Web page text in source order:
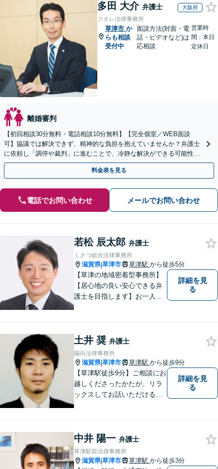
多田 大介 弁護士 大阪府
クオレ法律事務所
草津市 か
らも相談
受付中
面談方法(対面・電
話・ビデオなど)は
応相談
営業時
間：本日
定休日
離婚審判
【初回相談30分無料・電話相談10分無料】【完全個室／WEB面談
可】協議では解決できず、精神的な負担を抱えていませんか？弁護士
に依頼し「調停や裁判」に進むことで、冷静な解決ができる可能性も
【歴20年以上】の経験豊富な弁護士にご相談ください。
料金表を見る
電話でお問い合わせ メールでお問い合わせ
若松 辰太郎 弁護士
くさつ総合法律事務所
滋賀県|草津市 草津駅 から徒歩5分
【草津の地域密着型事務所】
【居心地の良い安心できる弁
護士を目指します】お一人お
大規模事務所にはできないき
め細やかさが魅力。お気軽に
ご相談ください！
詳細を見
る
土井 奨 弁護士
陽向法律事務所
滋賀県|草津市 草津駅 から徒歩9分
【草津駅徒歩9分】ご相談にお
越しくださったかたが、リラ
ックスしてお話いただけるよ
です。 ご相談を躊躇われてい
る方もお気軽に、ご相談にい
らしてください。
詳細を見
る
中井 陽一 弁護士
草津駅前法律事務所
滋賀県|草津市 草津駅 から徒歩3分